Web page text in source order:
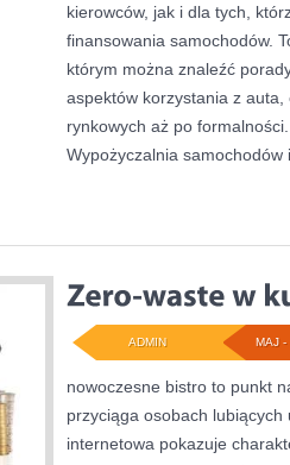
kierowców, jak i dla tych,
finansowania samochodów.
którym można znaleźć
aspektów korzystania z
rynkowych aż po
Wypożyczalnia samochodów i
MAJ -
ADMIN
nowoczesne bistro to punkt
przyciąga osobach
internetowa pokazuje